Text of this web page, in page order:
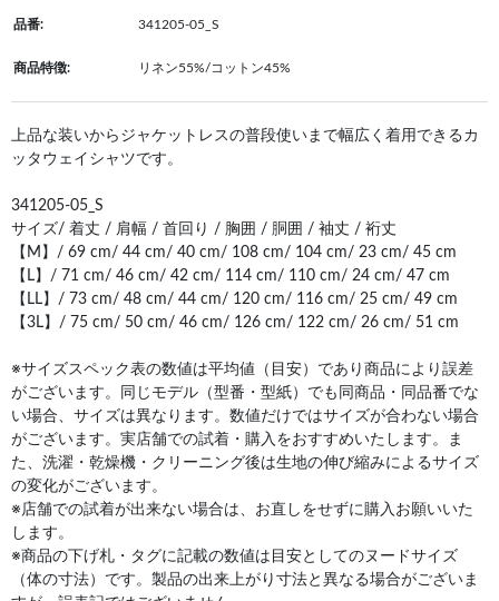
品番: 341205-05_S
商品特徴: リネン55%/コットン45%
上品な装いからジャケットレスの普段使いまで幅広く着用できるカ
ッタウェイシャツです。
341205-05_S
サイズ/ 着丈 / 肩幅 / 首回り / 胸囲 / 胴囲 / 袖丈 / 裄丈
【M】/ 69 cm/ 44 cm/ 40 cm/ 108 cm/ 104 cm/ 23 cm/ 45 cm
【L】/ 71 cm/ 46 cm/ 42 cm/ 114 cm/ 110 cm/ 24 cm/ 47 cm
【LL】/ 73 cm/ 48 cm/ 44 cm/ 120 cm/ 116 cm/ 25 cm/ 49 cm
【3L】/ 75 cm/ 50 cm/ 46 cm/ 126 cm/ 122 cm/ 26 cm/ 51 cm
※サイズスペック表の数値は平均値（目安）であり商品により誤差
がございます。同じモデル（型番・型紙）でも同商品・同品番でな
い場合、サイズは異なります。数値だけではサイズが合わない場合
がございます。実店舗での試着・購入をおすすめいたします。ま
た、洗濯・乾燥機・クリーニング後は生地の伸び縮みによるサイズ
の変化がございます。
※店舗での試着が出来ない場合は、お直しをせずに購入お願いいた
します。
※商品の下げ札・タグに記載の数値は目安としてのヌードサイズ
（体の寸法）です。製品の出来上がり寸法と異なる場合がございま